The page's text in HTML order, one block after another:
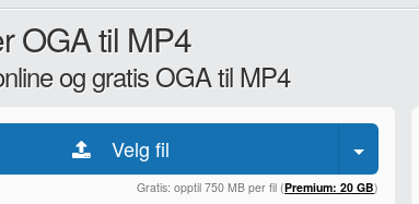
OGA til MP4
og gratis OGA til MP4
Velg fil
Gratis: opptil 750 MB per fil (Premium: 20 GB)